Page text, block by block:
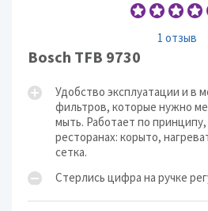
1 отзыв
Bosch TFB 9730
Удобство эксплуатации и в
фильтров, которые нужно
мыть. Работает по принципу,
ресторанах: корыто,
сетка.
Стерлись цифра на ручке